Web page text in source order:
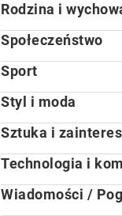
Rodzina i
Społeczeństwo
Sport
Styl i moda
Sztuka i
Technologia i
Wiadomości /